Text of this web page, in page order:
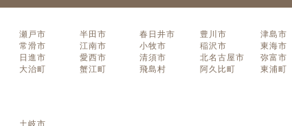
瀬戸市 半田市 春日井市 豊川市 津島市
常滑市 江南市 小牧市 稲沢市 東海市
日進市 愛西市 清須市 北名古屋市 弥富市
大治町 蟹江町 飛島村 阿久比町 東浦町
土岐市